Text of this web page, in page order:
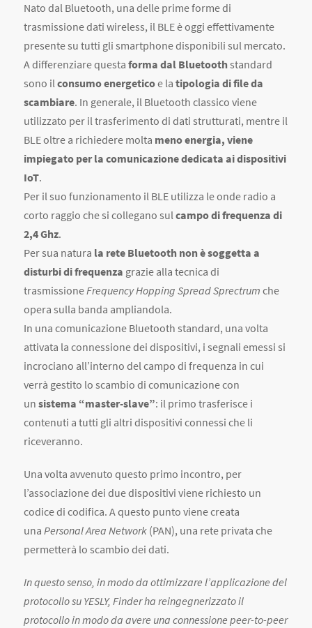
Nato dal Bluetooth, una delle prime forme di
trasmissione dati wireless, il BLE è oggi effettivamente
presente su tutti gli smartphone disponibili sul mercato.
A differenziare questa forma dal Bluetoothstandard
sono il consumo energeticoe la tipologia di file da
scambiare. In generale, il Bluetooth classico viene
utilizzato per il trasferimento di dati strutturati, mentre il
BLE oltre a richiedere molta meno energia, viene
impiegato per la comunicazione dedicata ai dispositivi
IoT.
Per il suo funzionamento il BLE utilizza le onde radio a
corto raggio che si collegano sul campo di frequenza di
2,4 Ghz.
Per sua natura la rete Bluetooth non è soggetta a
disturbi di frequenza grazie alla tecnica di
trasmissione Frequency Hopping Spread Sprectrum che
opera sulla banda ampliandola.
In una comunicazione Bluetooth standard, una volta
attivata la connessione dei dispositivi, i segnali emessi si
incrociano all’interno del campo di frequenza in cui
verrà gestito lo scambio di comunicazione con
un sistema “master-slave”: il primo trasferisce i
contenuti a tutti gli altri dispositivi connessi che li
riceveranno.
Una volta avvenuto questo primo incontro, per
l’associazione dei due dispositivi viene richiesto un
codice di codifica. A questo punto viene creata
una Personal Area Network (PAN), una rete privata che
permetterà lo scambio dei dati.
In questo senso, in modo da ottimizzare l’applicazione del
protocollo su YESLY, Finder ha reingegnerizzato il
protocollo in modo da avere una connessione peer-to-peer